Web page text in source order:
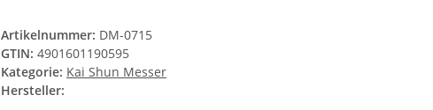
Artikelnummer: DM-0715
GTIN: 4901601190595
Kategorie: Kai Shun Messer
Hersteller: